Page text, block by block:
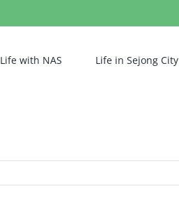
Life with NAS Life in Sejong City